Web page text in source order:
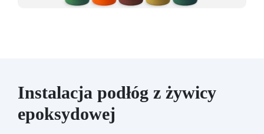
Instalacja podłóg z żywicy
epoksydowej